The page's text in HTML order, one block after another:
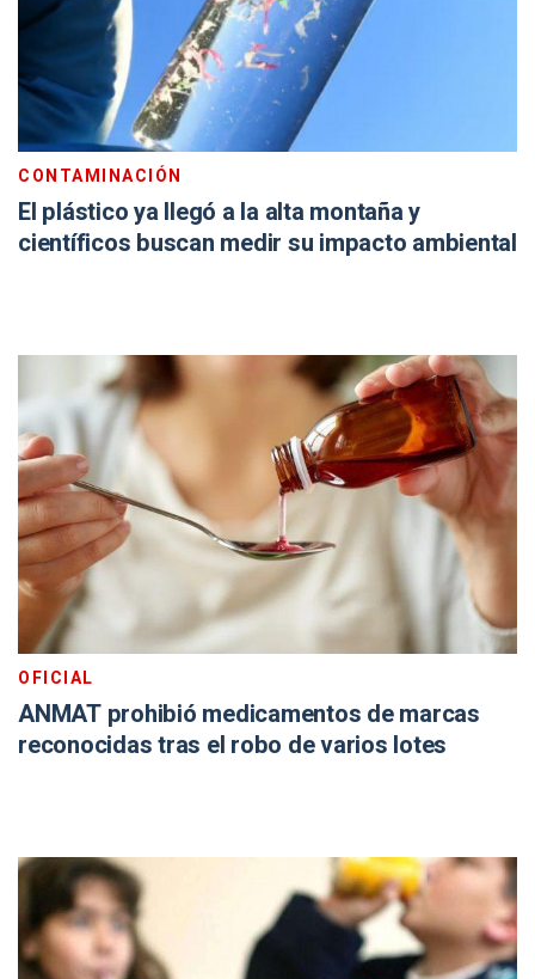
CONTAMINACIÓN
El plástico ya llegó a la alta montaña y
científicos buscan medir su impacto ambiental
OFICIAL
ANMAT prohibió medicamentos de marcas
reconocidas tras el robo de varios lotes